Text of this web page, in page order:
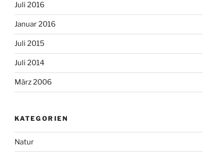
Juli 2016
Januar 2016
Juli 2015
Juli 2014
März 2006
KATEGORIEN
Natur